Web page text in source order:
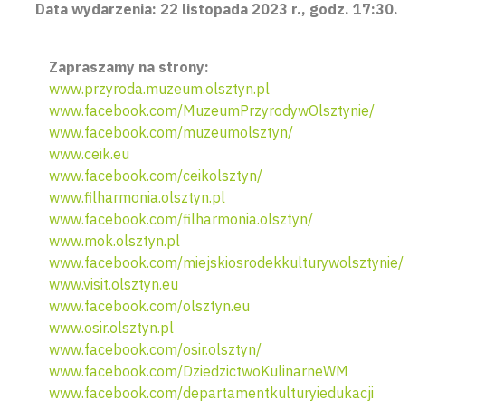
Data wydarzenia: 22 listopada 2023 r., godz. 17:30.
Zapraszamy na strony:
www.przyroda.muzeum.olsztyn.pl
www.facebook.com/MuzeumPrzyrodywOlsztynie/
www.facebook.com/muzeumolsztyn/
www.ceik.eu
www.facebook.com/ceikolsztyn/
www.filharmonia.olsztyn.pl
www.facebook.com/filharmonia.olsztyn/
www.mok.olsztyn.pl
www.facebook.com/miejskiosrodekkulturywolsztynie/
www.visit.olsztyn.eu
www.facebook.com/olsztyn.eu
www.osir.olsztyn.pl
www.facebook.com/osir.olsztyn/
www.facebook.com/DziedzictwoKulinarneWM
www.facebook.com/departamentkulturyiedukacji